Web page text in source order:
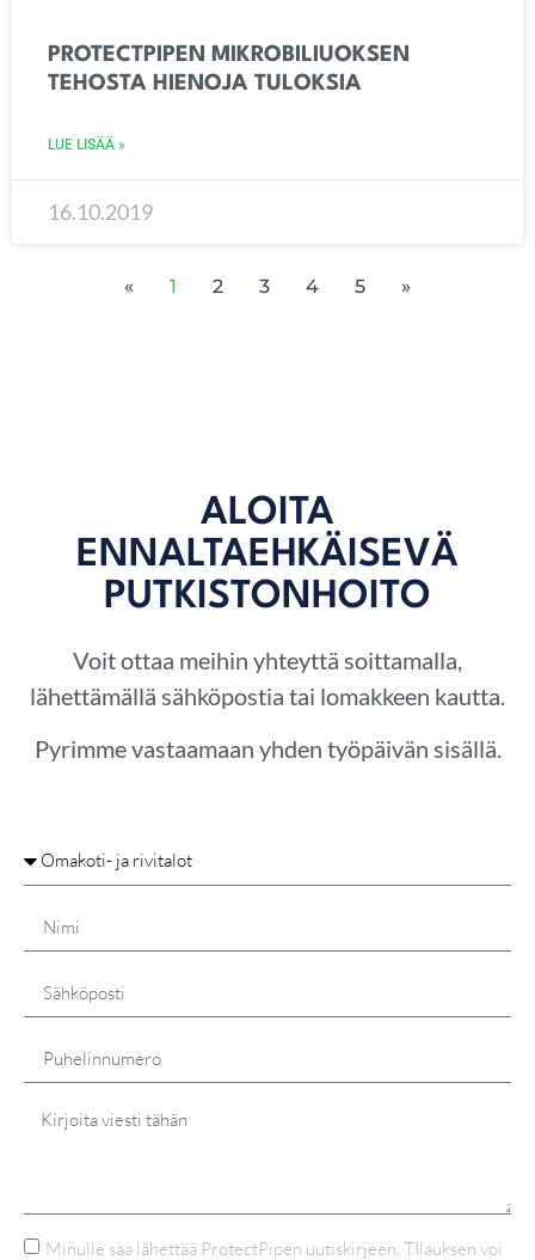
PROTECTPIPEN MIKROBILIUOKSEN
TEHOSTA HIENOJA TULOKSIA
LUE LISÄÄ »
16.10.2019
« 1 2 3 4 5 »
ALOITA
ENNALTAEHKÄISEVÄ
PUTKISTONHOITO
Voit ottaa meihin yhteyttä soittamalla,
lähettämällä sähköpostia tai lomakkeen kautta.
Pyrimme vastaamaan yhden työpäivän sisällä.
Minulle saa lähettää ProtectPipen uutiskirjeen. TIlauksen voi